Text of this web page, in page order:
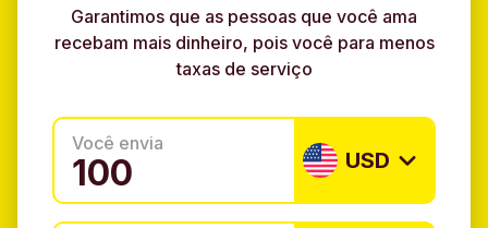
Garantimos que as pessoas que você ama
recebam mais dinheiro, pois você para menos
taxas de serviço
Você envia
USD